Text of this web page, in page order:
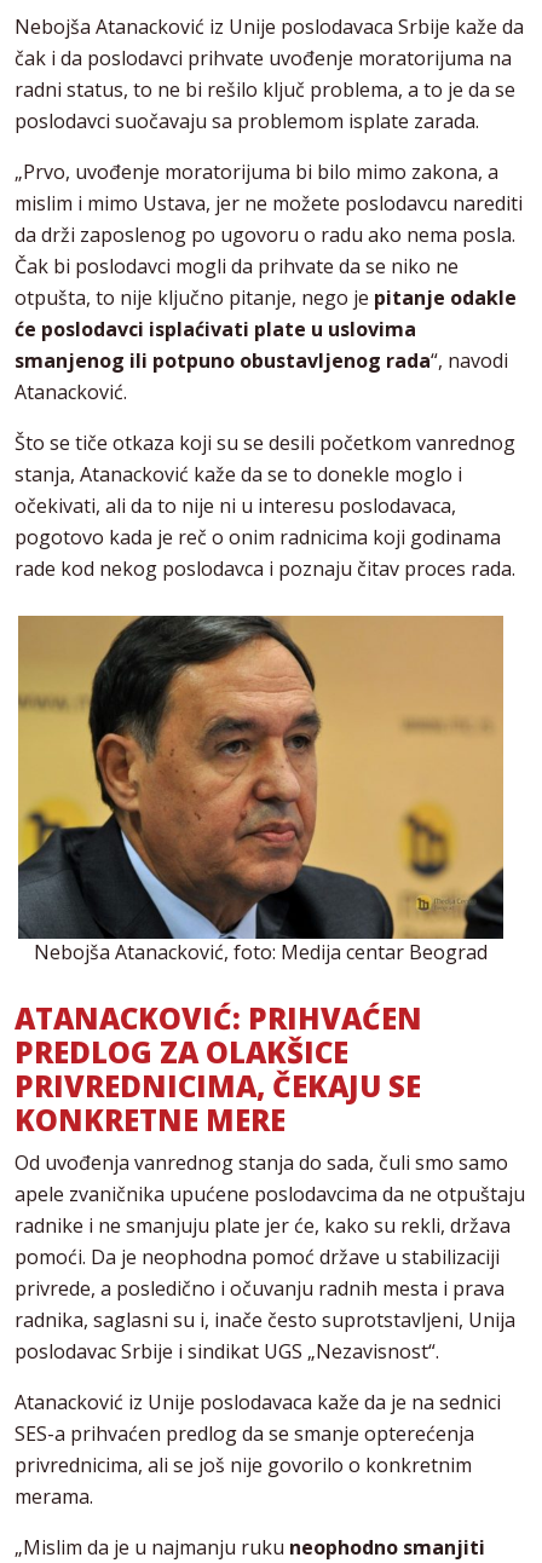
Nebojša Atanacković iz Unije poslodavaca Srbije kaže da
čak i da poslodavci prihvate uvođenje moratorijuma na
radni status, to ne bi rešilo ključ problema, a to je da se
poslodavci suočavaju sa problemom isplate zarada.
„Prvo, uvođenje moratorijuma bi bilo mimo zakona, a
mislim i mimo Ustava, jer ne možete poslodavcu narediti
da drži zaposlenog po ugovoru o radu ako nema posla.
Čak bi poslodavci mogli da prihvate da se niko ne
otpušta, to nije ključno pitanje, nego je pitanje odakle
će poslodavci isplaćivati plate u uslovima
smanjenog ili potpuno obustavljenog rada“, navodi
Atanacković.
Što se tiče otkaza koji su se desili početkom vanrednog
stanja, Atanacković kaže da se to donekle moglo i
očekivati, ali da to nije ni u interesu poslodavaca,
pogotovo kada je reč o onim radnicima koji godinama
rade kod nekog poslodavca i poznaju čitav proces rada.
Nebojša Atanacković, foto: Medija centar Beograd
ATANACKOVIĆ: PRIHVAĆEN
PREDLOG ZA OLAKŠICE
PRIVREDNICIMA, ČEKAJU SE
KONKRETNE MERE
Od uvođenja vanrednog stanja do sada, čuli smo samo
apele zvaničnika upućene poslodavcima da ne otpuštaju
radnike i ne smanjuju plate jer će, kako su rekli, država
pomoći. Da je neophodna pomoć države u stabilizaciji
privrede, a posledično i očuvanju radnih mesta i prava
radnika, saglasni su i, inače često suprotstavljeni, Unija
poslodavac Srbije i sindikat UGS „Nezavisnost“.
Atanacković iz Unije poslodavaca kaže da je na sednici
SES-a prihvaćen predlog da se smanje opterećenja
privrednicima, ali se još nije govorilo o konkretnim
merama.
„Mislim da je u najmanju ruku neophodno smanjiti